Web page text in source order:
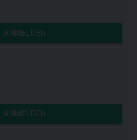
ANMELDEN
ANMELDEN